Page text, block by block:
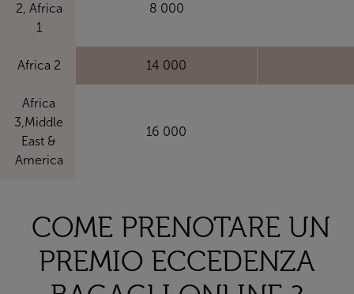
2, Africa
1
8 000
Africa 2 14 000
Africa
3,Middle
East &
America
16 000
COME PRENOTARE UN
PREMIO ECCEDENZA